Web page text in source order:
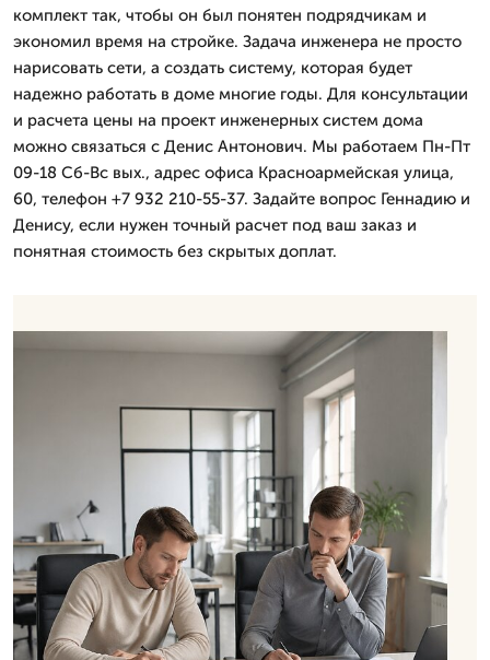
комплект так, чтобы он был понятен подрядчикам и
экономил время на стройке. Задача инженера не просто
нарисовать сети, а создать систему, которая будет
надежно работать в доме многие годы. Для консультации
и расчета цены на проект инженерных систем дома
можно связаться с Денис Антонович. Мы работаем Пн-Пт
09-18 Сб-Вс вых., адрес офиса Красноармейская улица,
60, телефон +7 932 210-55-37. Задайте вопрос Геннадию и
Денису, если нужен точный расчет под ваш заказ и
понятная стоимость без скрытых доплат.